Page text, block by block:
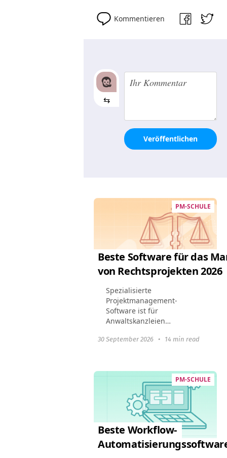
Kommentieren
⇆
Veröffentlichen
PM-SCHULE
Beste Software für das
von Rechtsprojekten 2026
Spezialisierte
Projektmanagement-
Software ist für
Anwaltskanzleien
Rechtsanwaltskanzleien
Fallmanagement optimieren,
die Einhaltung rechtlicher...
30 September 2026 • 14 min read
PM-SCHULE
Beste Workflow-